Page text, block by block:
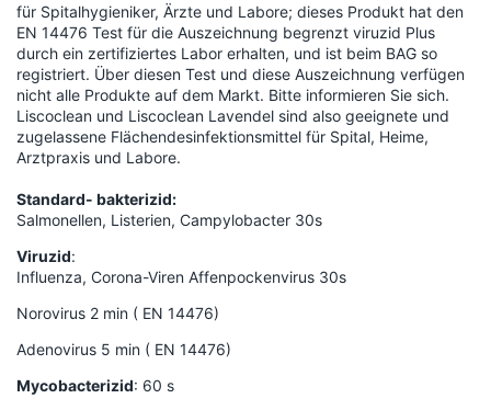
für Spitalhygieniker, Ärzte und Labore; dieses Produkt hat den
EN 14476 Test für die Auszeichnung begrenzt viruzid Plus
durch ein zertifiziertes Labor erhalten, und ist beim BAG so
registriert. Über diesen Test und diese Auszeichnung verfügen
nicht alle Produkte auf dem Markt. Bitte informieren Sie sich.
Liscoclean und Liscoclean Lavendel sind also geeignete und
zugelassene Flächendesinfektionsmittel für Spital, Heime,
Arztpraxis und Labore.
Standard- bakterizid:
Salmonellen, Listerien, Campylobacter 30s
Viruzid:
Influenza, Corona-Viren Affenpockenvirus 30s
Norovirus 2 min ( EN 14476)
Adenovirus 5 min ( EN 14476)
Mycobacterizid: 60 s